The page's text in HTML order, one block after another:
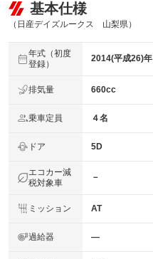
基本仕様
（日産デイズルークス 山梨県）
年式（初度
登録）
2014(平成26)年
排気量 660cc
乗車定員 ４名
ドア 5D
エコカー減
税対象車
－
ミッション AT
過給器 ―